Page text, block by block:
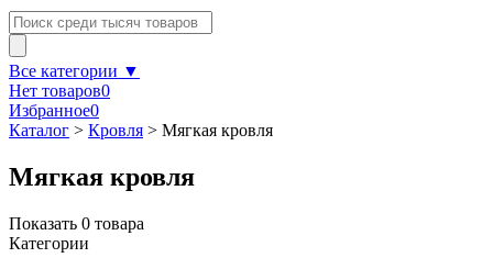
Все категории ▼
Нет товаров0
Избранное0
Каталог > Кровля > Мягкая кровля
Мягкая кровля
Показать 0 товара
Категории